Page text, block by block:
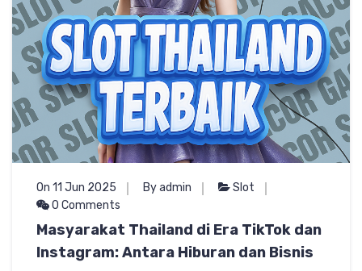
On 11 Jun 2025 By admin
Slot
0 Comments
Masyarakat Thailand di Era TikTok dan
Instagram: Antara Hiburan dan Bisnis